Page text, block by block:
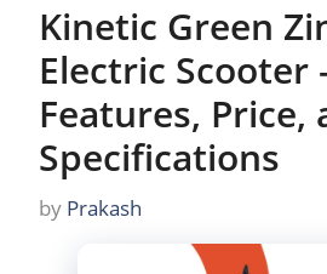
Kinetic Green
Electric Scooter
Features, Price,
Specifications
by Prakash